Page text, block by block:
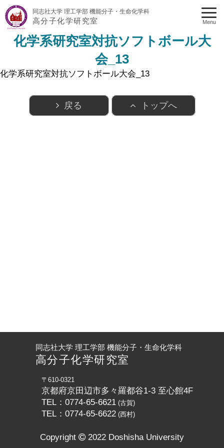
同志社大学 理工学部 機能分子・生命化学科
高分子化学研究室 Menu
化学系研究室対抗ソフトボール大
会_13
化学系研究室対抗ソフトボール大会_13
戻る トップへ
同志社大学 理工学部 機能分子・生命化学科
高分子化学研究室
〒610-0321
京都府京田辺市多々羅都谷1-3 至心館4F
TEL：0774-65-6621(古賀)
TEL：0774-65-6622(西村)
Copyright
2022 Doshisha University